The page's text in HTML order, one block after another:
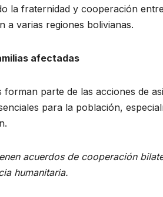
la fraternidad y cooperación
a varias regiones bolivianas.
afectadas
parte de las acciones de
para la población,
acuerdos de cooperación
humanitaria.